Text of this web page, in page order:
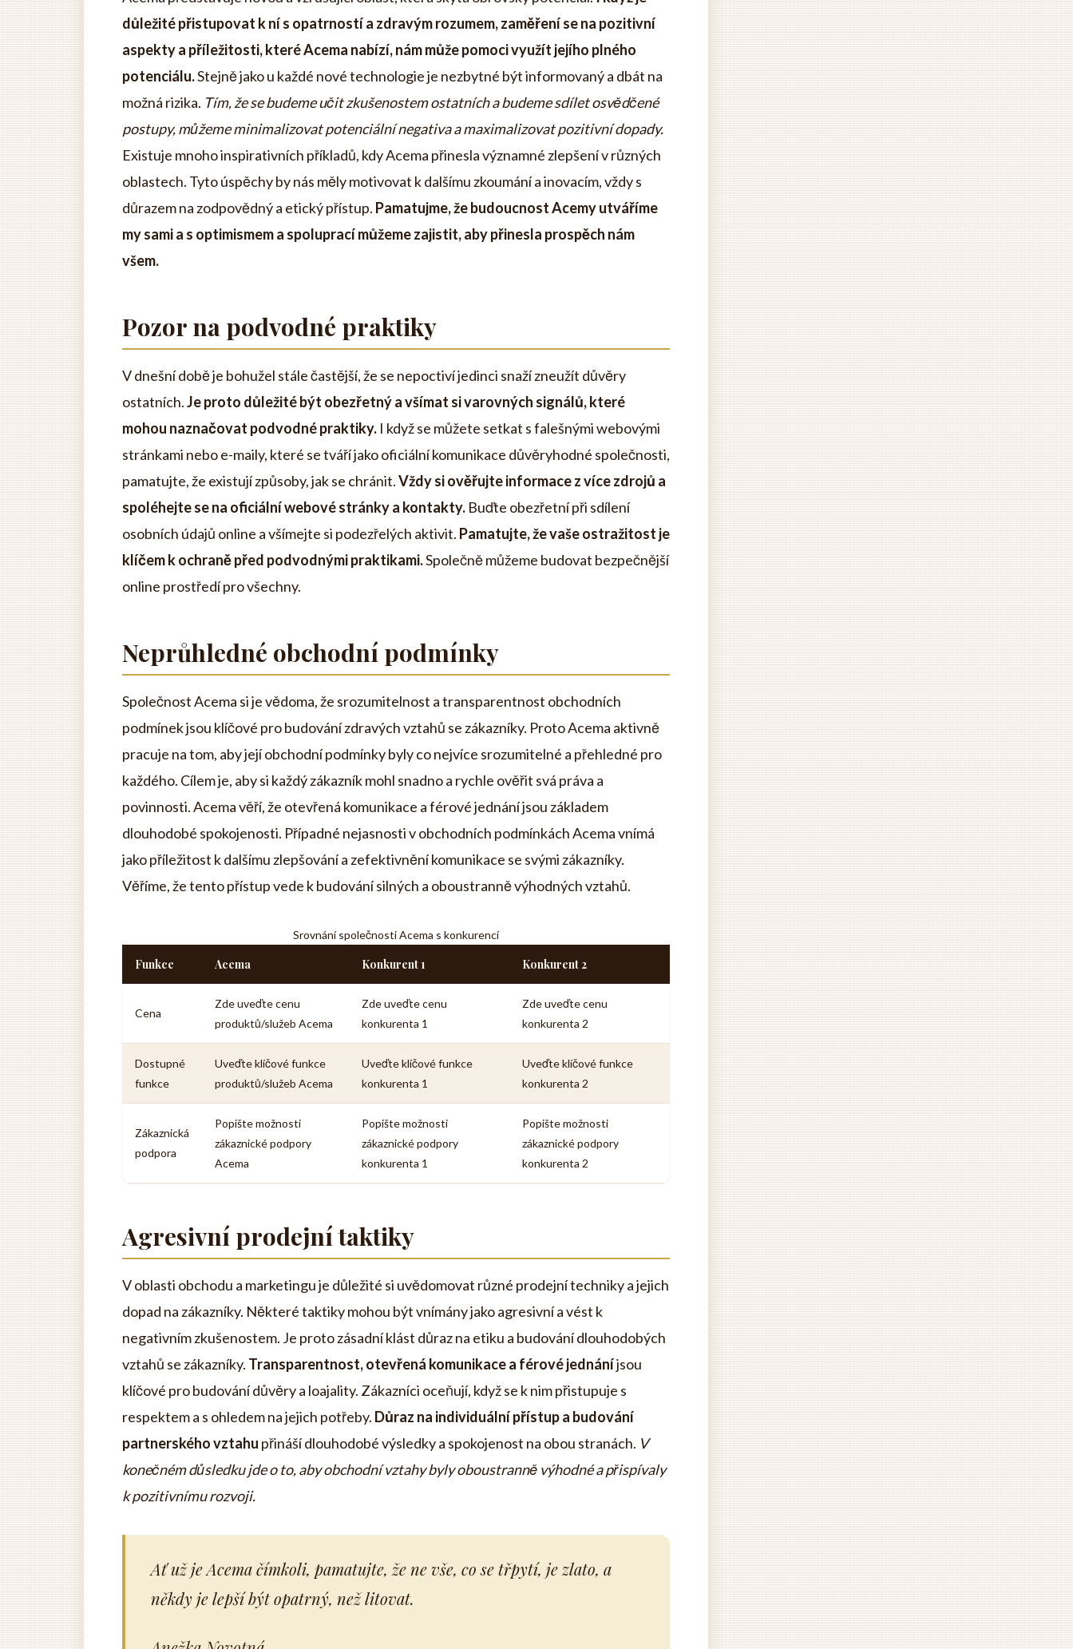
důležité přistupovat k ní s opatrností a zdravým rozumem, zaměření se na pozitivní
aspekty a příležitosti, které Acema nabízí, nám může pomoci využít jejího plného
potenciálu.Stejně jako u každé nové technologie je nezbytné být informovaný a dbát na
možná rizika. Tím, že se budeme učit zkušenostem ostatních a budeme sdílet osvědčené
postupy, můžeme minimalizovat potenciální negativa a maximalizovat pozitivní dopady.
Existuje mnoho inspirativních příkladů, kdy Acema přinesla významné zlepšení v různých
oblastech. Tyto úspěchy by nás měly motivovat k dalšímu zkoumání a inovacím, vždy s
důrazem na zodpovědný a etický přístup. Pamatujme, že budoucnost Acemy utváříme
my sami a s optimismem a spoluprací můžeme zajistit, aby přinesla prospěch nám
všem.
Pozor na podvodné praktiky
V dnešní době je bohužel stále častější, že se nepoctiví jedinci snaží zneužít důvěry
ostatních.Je proto důležité být obezřetný a všímat si varovných signálů, které
mohou naznačovat podvodné praktiky. I když se můžete setkat s falešnými webovými
stránkami nebo e-maily, které se tváří jako oficiální komunikace důvěryhodné společnosti,
pamatujte, že existují způsoby, jak se chránit.Vždy si ověřujte informace z více zdrojů a
spoléhejte se na oficiální webové stránky a kontakty. Buďte obezřetní při sdílení
osobních údajů online a všímejte si podezřelých aktivit. Pamatujte, že vaše ostražitost je
klíčem k ochraně před podvodnými praktikami.Společně můžeme budovat bezpečnější
online prostředí pro všechny.
Neprůhledné obchodní podmínky
Společnost Acema si je vědoma, že srozumitelnost a transparentnost obchodních
podmínek jsou klíčové pro budování zdravých vztahů se zákazníky. Proto Acema aktivně
pracuje na tom, aby její obchodní podmínky byly co nejvíce srozumitelné a přehledné pro
každého. Cílem je, aby si každý zákazník mohl snadno a rychle ověřit svá práva a
povinnosti. Acema věří, že otevřená komunikace a férové jednání jsou základem
dlouhodobé spokojenosti. Případné nejasnosti v obchodních podmínkách Acema vnímá
jako příležitost k dalšímu zlepšování a zefektivnění komunikace se svými zákazníky.
Věříme, že tento přístup vede k budování silných a oboustranně výhodných vztahů.
Srovnání společnosti Acema s konkurencí
Funkce Acema Konkurent 1 Konkurent 2
Cena
Zde uveďte cenu
produktů/služeb Acema
Zde uveďte cenu
konkurenta 1
Zde uveďte cenu
konkurenta 2
Dostupné
funkce
Uveďte klíčové funkce
produktů/služeb Acema
Uveďte klíčové funkce
konkurenta 1
Uveďte klíčové funkce
konkurenta 2
Zákaznická
podpora
Popište možnosti
zákaznické podpory
Acema
Popište možnosti
zákaznické podpory
konkurenta 1
Popište možnosti
zákaznické podpory
konkurenta 2
Agresivní prodejní taktiky
V oblasti obchodu a marketingu je důležité si uvědomovat různé prodejní techniky a jejich
dopad na zákazníky. Některé taktiky mohou být vnímány jako agresivní a vést k
negativním zkušenostem. Je proto zásadní klást důraz na etiku a budování dlouhodobých
vztahů se zákazníky. Transparentnost, otevřená komunikace a férové jednáníjsou
klíčové pro budování důvěry a loajality. Zákazníci oceňují, když se k nim přistupuje s
respektem a s ohledem na jejich potřeby. Důraz na individuální přístup a budování
partnerského vztahu přináší dlouhodobé výsledky a spokojenost na obou stranách. V
konečném důsledku jde o to, aby obchodní vztahy byly oboustranně výhodné a přispívaly
k pozitivnímu rozvoji.
Ať už je Acema čímkoli, pamatujte, že ne vše, co se třpytí, je zlato, a
někdy je lepší být opatrný, než litovat.